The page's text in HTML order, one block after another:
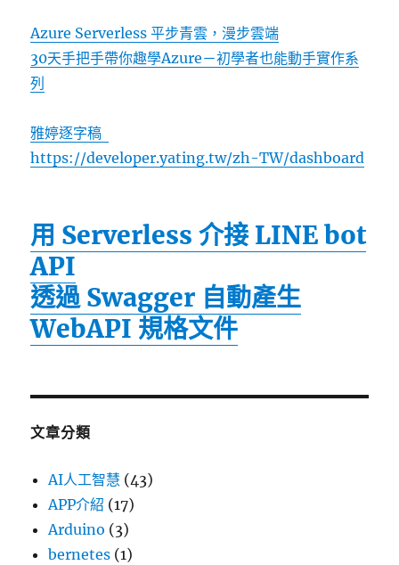
Azure Serverless 平步青雲，漫步雲端
30天手把手帶你趣學Azure－初學者也能動手實作系
列
雅婷逐字稿
https://developer.yating.tw/zh-TW/dashboard
用 Serverless 介接 LINE bot
API
透過 Swagger 自動產生
WebAPI 規格文件
文章分類
AI人工智慧 (43)
APP介紹 (17)
Arduino (3)
bernetes (1)